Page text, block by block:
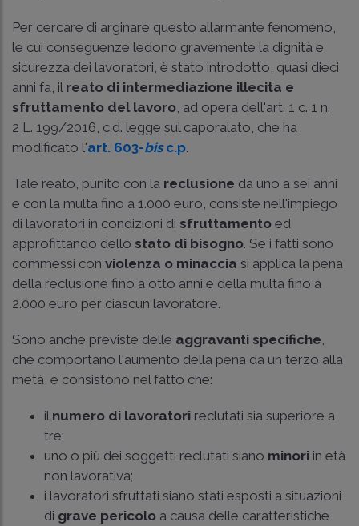
Per cercare di arginare questo allarmante fenomeno,
le cui conseguenze ledono gravemente la dignità e
sicurezza dei lavoratori, è stato introdotto, quasi dieci
anni fa, il reato di intermediazione illecita e
sfruttamento del lavoro , ad opera dell'art. 1 c. 1 n.
2 L. 199/2016 , c.d. legge sul caporalato, che ha
modificato l'art. 603-bisc.p.
Tale reato, punito con la reclusione da uno a sei anni
e con la multa fino a 1.000 euro, consiste nell'impiego
di lavoratori in condizioni di sfruttamento ed
approfittando dello stato di bisogno. Se i fatti sono
commessi con violenza o minaccia si applica la pena
della reclusione fino a otto anni e della multa fino a
2.000 euro per ciascun lavoratore.
Sono anche previste delle aggravanti specifiche
che comportano l'aumento della pena da un terzo alla
metà, e consistono nel fatto che:
il numero di lavoratori reclutati sia superiore a
tre;
uno o più dei soggetti reclutati siano minori in età
non lavorativa;
i lavoratori sfruttati siano stati esposti a situazioni
di grave pericolo a causa delle caratteristiche